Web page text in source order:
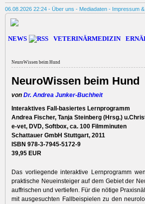
06.08.2026 22:24 - Über uns - Mediadaten - Impressum
NEWS VETERINÄRMEDIZIN
NeuroWissen beim Hund
NeuroWissen beim Hund
von Dr. Andrea Junker-Buchheit
Interaktives Fall-basiertes Lernprogramm
Andrea Fischer, Tanja Steinberg (Hrsg.)
e-vet, DVD, Softbox, ca. 100 Filmminuten
Schattauer GmbH Stuttgart, 2011
ISBN 978-3-7945-5172-9
39,95 EUR
Das vorliegende interaktive Lernprogramm
praktische Neueinsteiger auf dem Gebiet der
auffrischen und vertiefen. Für die nötige
mit ausgesuchten Fallbeispielen zu den